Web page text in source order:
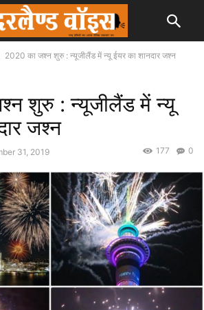
2020 का जश्न शुरु : न्यूजीलैंड में न्यू ईयर का शानदार जश्न
शुरु : न्यूजीलैंड में न्यू
जश्न
31, 2019 0
177